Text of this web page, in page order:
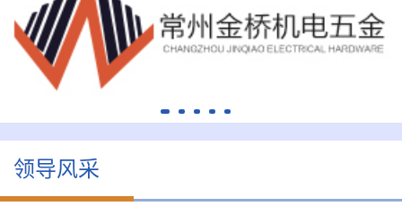
领导风采